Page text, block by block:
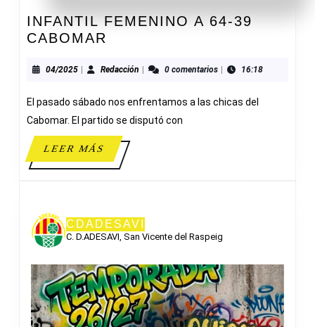
INFANTIL FEMENINO A 64-39
CABOMAR
A
39
CABOMAR
04/202504/2025Redacción Redacción0 comentarios 16:18
El pasado sábado nos enfrentamos a las chicas del
Cabomar. El partido se disputó con
LEER MÁSLEER
MÁS
CDADESAVI
C. D.ADESAVI, San Vicente del Raspeig